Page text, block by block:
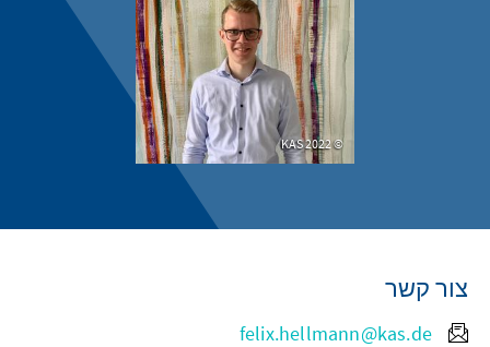
KAS 2022
צור קשר
felix.hellmann@kas.de